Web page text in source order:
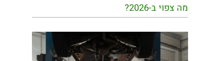
מה צפוי ב-2026?